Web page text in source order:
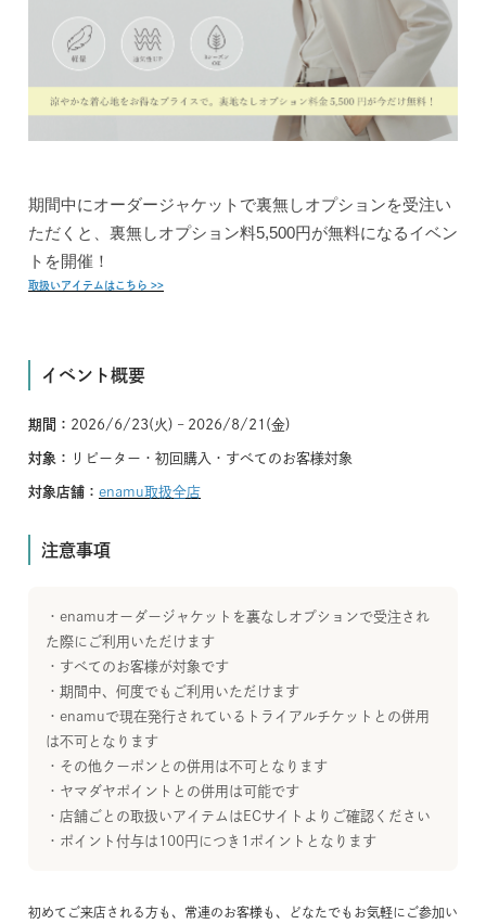
期間中にオーダージャケットで裏無しオプションを受注い
ただくと、裏無しオプション料5,500円が無料になるイベン
トを開催！
取扱いアイテムはこちら >>
イベント概要
期間： 2026/6/23(火) – 2026/8/21(金)
対象： リピーター・初回購入・すべてのお客様対象
対象店舗： enamu取扱全店
注意事項
・enamuオーダージャケットを裏なしオプションで受注され
た際にご利用いただけます
・すべてのお客様が対象です
・期間中、何度でもご利用いただけます
・enamuで現在発行されているトライアルチケットとの併用
は不可となります
・その他クーポンとの併用は不可となります
・ヤマダヤポイントとの併用は可能です
・店舗ごとの取扱いアイテムはECサイトよりご確認ください
・ポイント付与は100円につき1ポイントとなります
初めてご来店される方も、常連のお客様も、どなたでもお気軽にご参加い